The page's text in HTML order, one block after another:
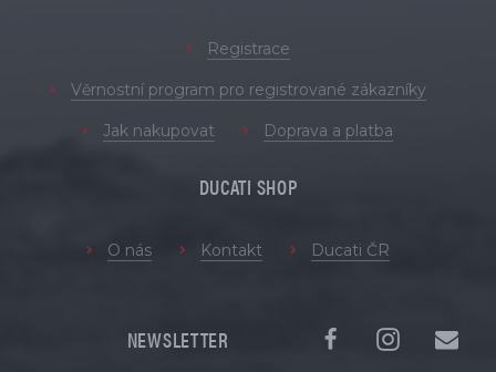
Registrace
Věrnostní program pro registrované zákazníky
Jak nakupovat Doprava a platba
DUCATI SHOP
O nás Kontakt Ducati ČR
NEWSLETTER